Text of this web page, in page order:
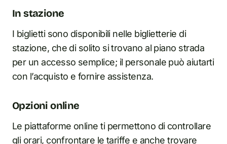
In stazione
I biglietti sono disponibili nelle biglietterie di
stazione, che di solito si trovano al piano strada
per un accesso semplice; il personale può aiutarti
con l’acquisto e fornire assistenza.
Opzioni online
Le piattaforme online ti permettono di controllare
gli orari, confrontare le tariffe e anche trovare